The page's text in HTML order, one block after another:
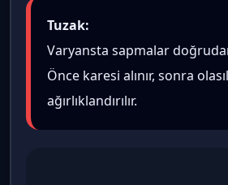
Tuzak:
Varyansta sapmalar
Önce karesi alınır, sonra
ağırlıklandırılır.